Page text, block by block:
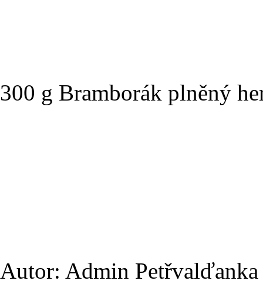
300 g
Autor: Admin